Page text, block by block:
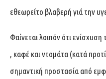
εθεωρείτο βλαβερή γιά την
Φαίνεται λοιπόν ότι
, καφέ και ντομάτα (κατά
σημαντική προστασία από